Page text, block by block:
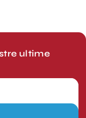
ultime